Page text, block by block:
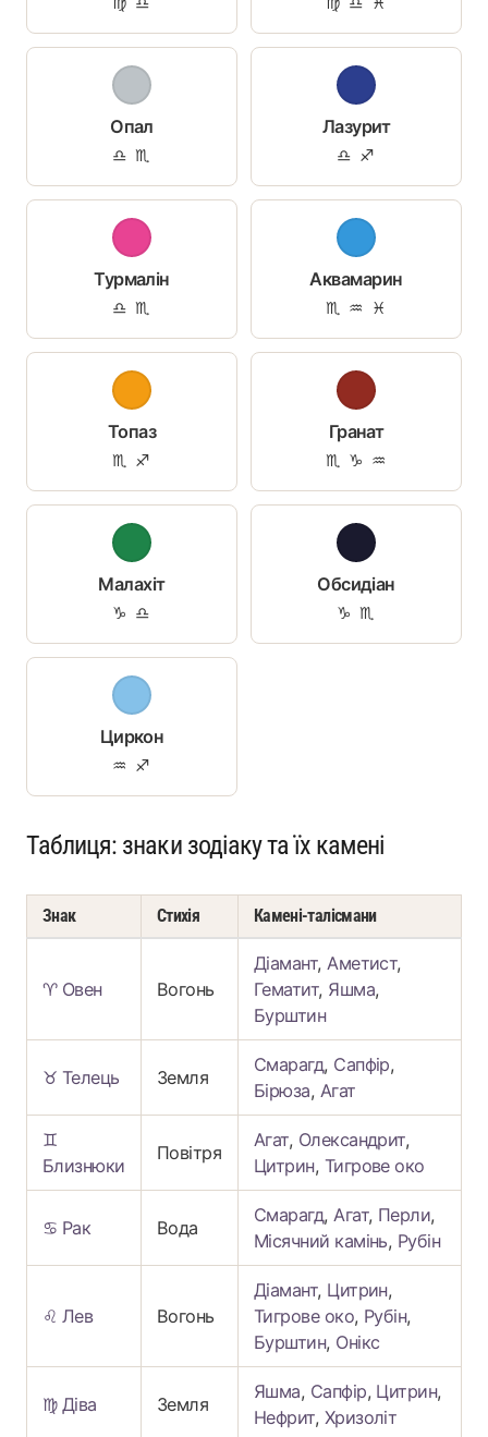
Опал
♎ ♏
Лазурит
♎ ♐
Турмалін
♎ ♏
Аквамарин
♏ ♒ ♓
Топаз
♏ ♐
Гранат
♏ ♑ ♒
Малахіт
♑ ♎
Обсидіан
♑ ♏
Циркон
♒ ♐
Таблиця: знаки зодіаку та їх камені
Знак Стихія Камені-талісмани
♈ Овен Вогонь
Діамант,Аметист,
Гематит, Яшма,
Бурштин
♉ Телець Земля
Смарагд, Сапфір,
Бірюза, Агат
♊
Близнюки
Повітря
Агат, Олександрит,
Цитрин, Тигрове око
♋ Рак Вода
Смарагд,Агат, Перли,
Місячний камінь, Рубін
♌ Лев Вогонь
Діамант, Цитрин,
Тигрове око, Рубін,
Бурштин, Онікс
♍ Діва Земля
Яшма, Сапфір, Цитрин,
Нефрит, Хризоліт